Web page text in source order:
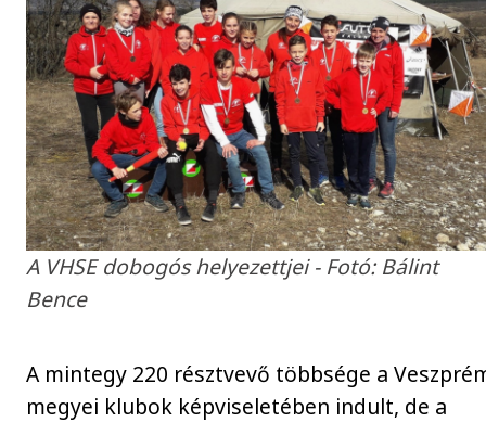
A VHSE dobogós helyezettjei - Fotó: Bálint
Bence
A mintegy 220 résztvevő többsége a
megyei klubok képviseletében indult, de a